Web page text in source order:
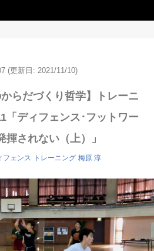
(更新日: 2021/11/10)
からだづくり哲学】トレーニ
「ディフェンス･フットワー
揮されない（上）」
フェンス トレーニング 梅原 淳